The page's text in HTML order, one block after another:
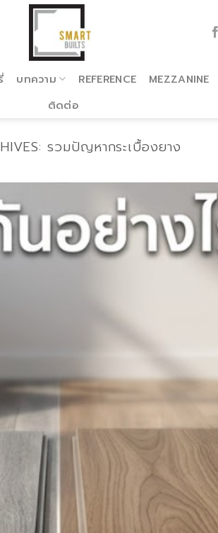
บทความ REFERENCE
MEZZANINE
ติดต่อ
รวมปัญหากระเบื้องยาง